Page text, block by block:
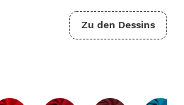
Zu den Dessins